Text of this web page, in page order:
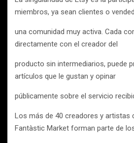
miembros, ya sean clientes o
una comunidad muy activa. Cada
directamente con el creador del
producto sin intermediarios, puede
artículos que le gustan y opinar
públicamente sobre el servicio
Los más de 40 creadores y artistas
Fantàstic Market forman parte de